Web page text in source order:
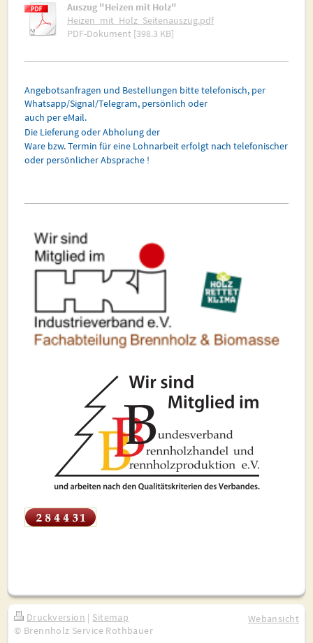
Auszug "Heizen mit Holz"
Heizen_mit_Holz_Seitenauszug.pdf
PDF-Dokument [398.3 KB]
Angebotsanfragen und Bestellungen bitte telefonisch, per
Whatsapp/Signal/Telegram, persönlich oder
auch per eMail.
Die Lieferung oder Abholung der
Ware bzw. Termin für eine Lohnarbeit erfolgt nach telefonischer
oder persönlicher Absprache !
Druckversion | Sitemap
© Brennholz Service Rothbauer
Webansicht